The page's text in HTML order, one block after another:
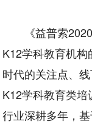
《益普索
K12学科教育机
时代的关注点、
K12学科教育类
行业深耕多年，